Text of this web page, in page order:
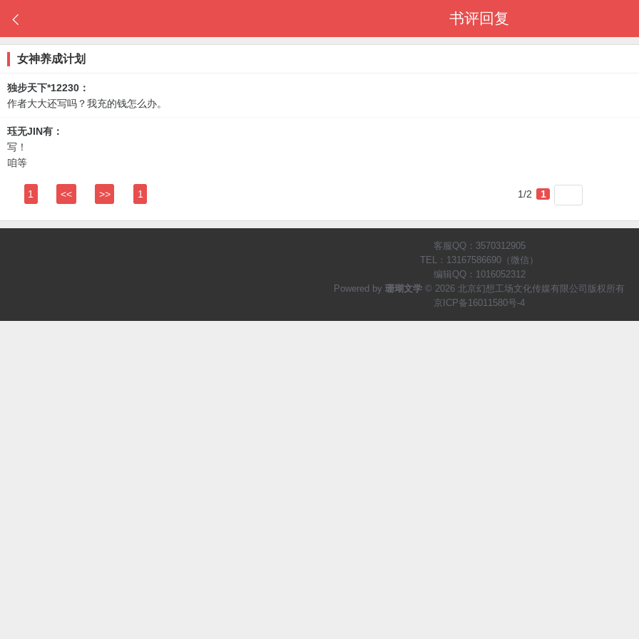
 书评回复
女神养成计划
独步天下*12230：
作者大大还写吗？我充的钱怎么办。
珏无JIN有：
写！
咱等
1/2
1 << 1
>> 1
客服QQ：3570312905
TEL：13167586690（微信）
编辑QQ：1016052312
Powered by 珊瑚文学 © 2026 北京幻想工场文化传媒有限公司版权所有
京ICP备16011580号-4